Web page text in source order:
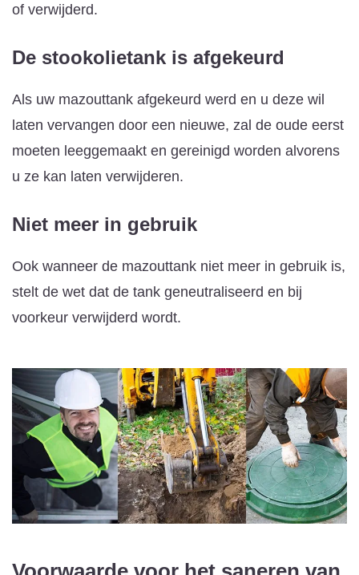
of verwijderd.
De stookolietank is afgekeurd
Als uw mazouttank afgekeurd werd en u deze wil
laten vervangen door een nieuwe, zal de oude eerst
moeten leeggemaakt en gereinigd worden alvorens
u ze kan laten verwijderen.
Niet meer in gebruik
Ook wanneer de mazouttank niet meer in gebruik is,
stelt de wet dat de tank geneutraliseerd en bij
voorkeur verwijderd wordt.